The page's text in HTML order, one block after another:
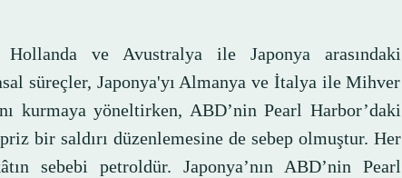
ve Avustralya ile Japonya arasındaki
süreçler, Japonya'yı Almanya ve İtalya ile Mihver
kurmaya yöneltirken, ABD’nin Pearl Harbor’daki
bir saldırı düzenlemesine de sebep olmuştur. Her
sebebi petroldür. Japonya’nın ABD’nin Pearl